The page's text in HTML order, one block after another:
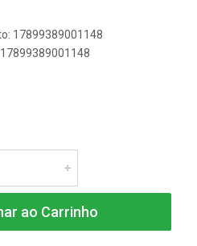
17899389001148
ao Carrinho